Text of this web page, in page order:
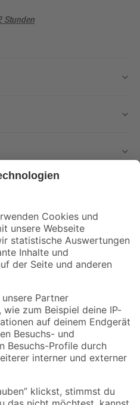
Stunden
und Aktionen mehr verpassen!
Versandarten